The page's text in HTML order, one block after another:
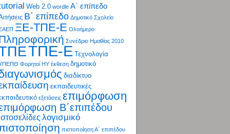
Web 2.0 wordle Α΄ επίπεδο
Β΄ επίπεδο Δημοτικό Σχολείο
ΞΕ-ΤΠΕ-Ε Ολοήμερο
Συνέδριο Ημαθίας 2010
ΤΠΕ-Ε Τεχνολογία
Φορητοί ΗΥ έκθεση δημοτικό
διαδίκτυο
εκπαιδευτικές
εξετάσεις επιμόρφωση
Β΄επιπέδου
λογισμικό
πιστοποίηση Α΄ επιπέδου